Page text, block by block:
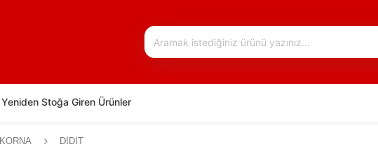
Yeniden Stoğa Giren Ürünler
KORNA DİDİT